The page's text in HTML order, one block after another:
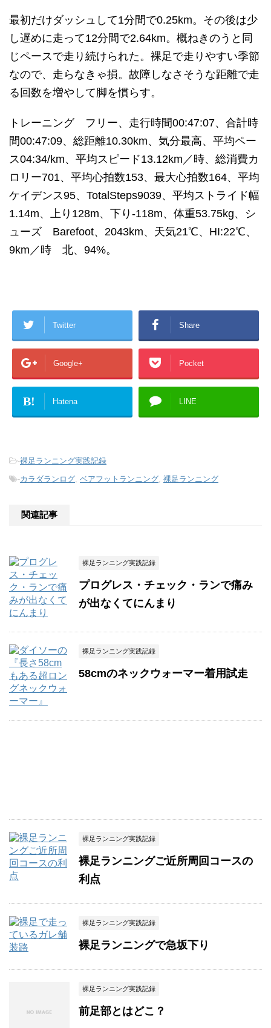
最初だけダッシュして1分間で0.25km。その後は少
し遅めに走って12分間で2.64km。概ねきのうと同
じペースで走り続けられた。裸足で走りやすい季節
なので、走らなきゃ損。故障しなさそうな距離で走
る回数を増やして脚を慣らす。
トレーニング フリー、走行時間00:47:07、合計時
間00:47:09、総距離10.30km、気分最高、平均ペー
ス04:34/km、平均スピード13.12km／時、総消費カ
ロリー701、平均心拍数153、最大心拍数164、平均
ケイデンス95、TotalSteps9039、平均ストライド幅
1.14m、上り128m、下り-118m、体重53.75kg、シ
ューズ Barefoot、2043km、天気21℃、HI:22℃、
9km／時 北、94%。
Twitter Share
Google+ Pocket
B! Hatena LINE
-裸足ランニング実践記録
-カラダランログ, ベアフットランニング, 裸足ランニング
関連記事
裸足ランニング実践記録
プログレス・チェック・ランで痛み
が出なくてにんまり
裸足ランニング実践記録
58cmのネックウォーマー着用試走
裸足ランニング実践記録
裸足ランニングご近所周回コースの
利点
裸足ランニング実践記録
裸足ランニングで急坂下り
裸足ランニング実践記録
前足部とはどこ？